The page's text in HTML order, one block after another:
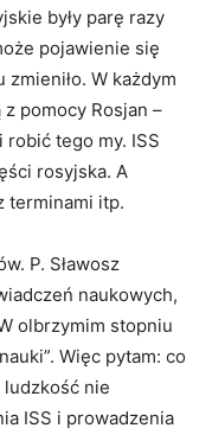
były parę razy
pojawienie się
W każdym
pomocy Rosjan –
tego my. ISS
rosyjska. A
terminami itp.
P. Sławosz
naukowych,
olbrzymim stopniu
Więc pytam: co
ludzkość nie
ISS i prowadzenia